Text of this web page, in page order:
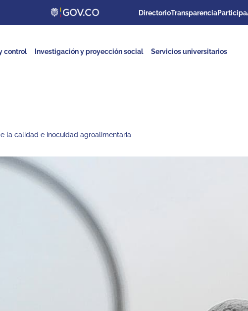
DirectorioTransparenciaParticipa
control Investigación y proyección social Servicios universitarios
la calidad e inocuidad agroalimentaria